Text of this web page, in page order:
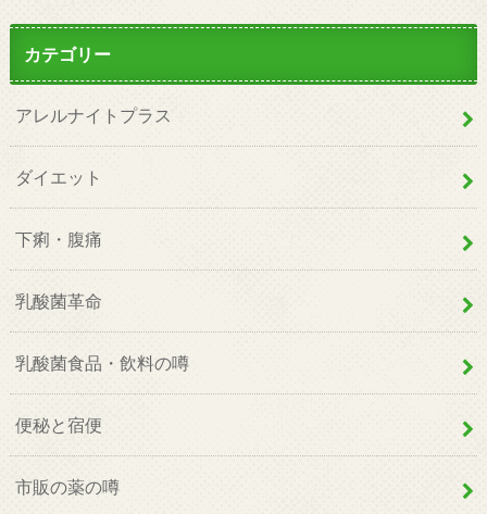
カテゴリー
アレルナイトプラス
ダイエット
下痢・腹痛
乳酸菌革命
乳酸菌食品・飲料の噂
便秘と宿便
市販の薬の噂